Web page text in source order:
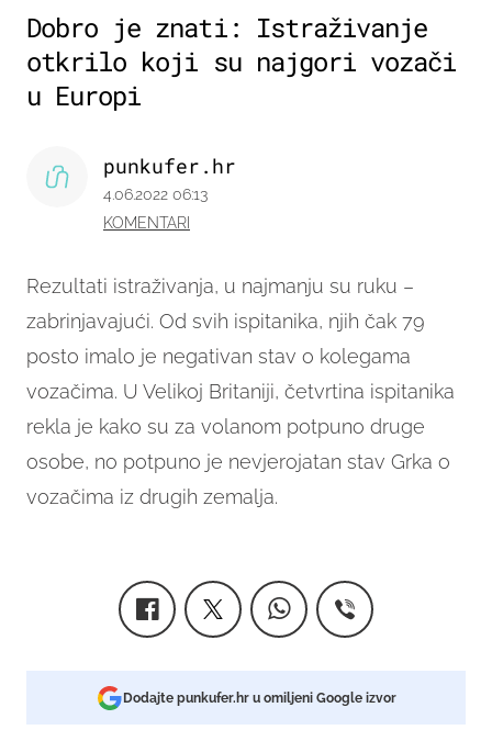
Dobro je znati: Istraživanje
otkrilo koji su najgori vozači
u Europi
Rezultati istraživanja, u najmanju su ruku –
zabrinjavajući. Od svih ispitanika, njih čak 79
posto imalo je negativan stav o kolegama
vozačima. U Velikoj Britaniji, četvrtina ispitanika
rekla je kako su za volanom potpuno druge
osobe, no potpuno je nevjerojatan stav Grka o
vozačima iz drugih zemalja.
punkufer.hr
4.06.2022 06:13
KOMENTARI
Dodajte punkufer.hr u omiljeni Google izvor